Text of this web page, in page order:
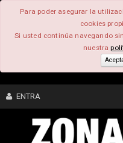
Para poder asegurar la
cookies
Si usted continúa navegando
nuestra
ENTRA